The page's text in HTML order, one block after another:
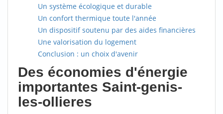
Un système écologique et durable
Un confort thermique toute l'année
Un dispositif soutenu par des aides financières
Une valorisation du logement
Conclusion : un choix d'avenir
Des économies d'énergie
importantes Saint-genis-
les-ollieres